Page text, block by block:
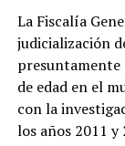
La Fiscalía
judicialización
presuntamente
de edad en el
con la
los años 2011 y